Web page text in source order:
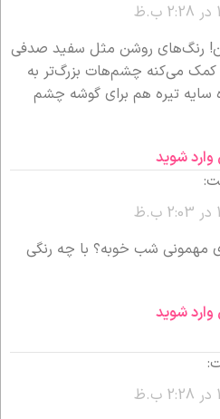
رنگ‌های روشن مثل سفید صدفی
کمک می‌کنه چشم‌هات بزرگ‌تر به
سایه تیره هم برای گوشه چشم
شوید
مهمونی شب خوبه؟ با چه رنگی
شوید